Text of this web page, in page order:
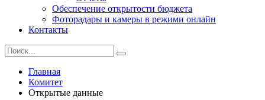
Обеспечение открытости бюджета
Фоторадары и камеры в режими онлайн
Контакты
Главная
Комитет
Открытые данные